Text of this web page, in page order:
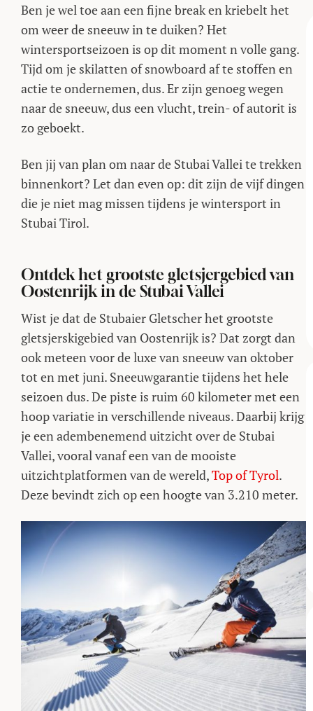
Ben je wel toe aan een fijne break en kriebelt het
om weer de sneeuw in te duiken? Het
wintersportseizoen is op dit moment n volle gang.
Tijd om je skilatten of snowboard af te stoffen en
actie te ondernemen, dus. Er zijn genoeg wegen
naar de sneeuw, dus een vlucht, trein- of autorit is
zo geboekt.
Ben jij van plan om naar de Stubai Vallei te trekken
binnenkort? Let dan even op: dit zijn de vijf dingen
die je niet mag missen tijdens je wintersport in
Stubai Tirol.
Ontdek het grootste gletsjergebied van
Oostenrijk in de Stubai Vallei
Wist je dat de Stubaier Gletscher het grootste
gletsjerskigebied van Oostenrijk is? Dat zorgt dan
ook meteen voor de luxe van sneeuw van oktober
tot en met juni. Sneeuwgarantie tijdens het hele
seizoen dus. De piste is ruim 60 kilometer met een
hoop variatie in verschillende niveaus. Daarbij krijg
je een adembenemend uitzicht over de Stubai
Vallei, vooral vanaf een van de mooiste
uitzichtplatformen van de wereld,Top of Tyrol.
Deze bevindt zich op een hoogte van 3.210 meter.